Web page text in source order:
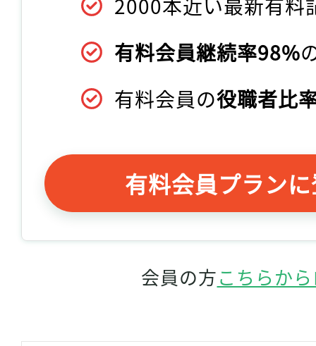
有料会員継続率98%
有料会員の役職者比
有料会員プラン
会員の方こちらか